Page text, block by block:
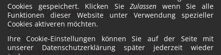
Cookies gespeichert. Klicken SieZulassen wenn Sie alle
Funktionen dieser Website unter Verwendung spezieller
Cookies aktiveren möchten.
Ihre Cookie-Einstellungen können Sie auf der Seite mit
unserer Datenschutzerklärung später jederzeit wieder
Schullaufbahn und Berufsberatung
Nachhilfe „SuS"
MiB-Tutoren
Medien- und Datenschutzbeauftragte